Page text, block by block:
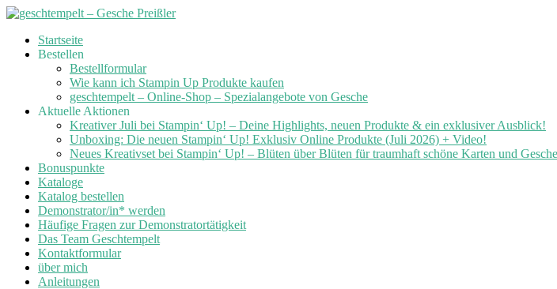
Skip
Startseite
Bestellen
Bestellformular
Wie kann ich Stampin Up Produkte kaufen
geschtempelt – Online-Shop – Spezialangebote von Gesche
Aktuelle Aktionen
Kreativer Juli bei Stampin‘ Up! – Deine Highlights, neuen Produkte & ein exklusiver Ausblick!
Unboxing: Die neuen Stampin‘ Up! Exklusiv Online Produkte (Juli 2026) + Video!
Neues Kreativset bei Stampin‘ Up! – Blüten über Blüten für traumhaft schöne Karten und
Bonuspunkte
Kataloge
Katalog bestellen
Demonstrator/in* werden
Häufige Fragen zur Demonstratortätigkeit
Das Team Geschtempelt
Kontaktformular
über mich
Anleitungen